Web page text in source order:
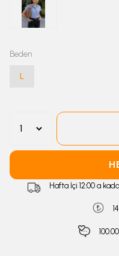
Beden
L
Hafta İçi 12:00 a